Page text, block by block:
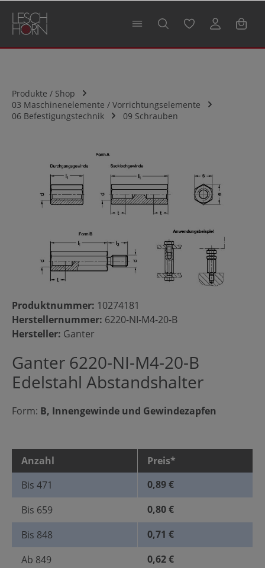
springen
Produkte / Shop
03 Maschinenelemente / Vorrichtungselemente
06 Befestigungstechnik
09 Schrauben
Bildergalerie überspringen
Produktnummer: 10274181
Herstellernummer: 6220-NI-M4-20-B
Hersteller: Ganter
Ganter 6220-NI-M4-20-B
Edelstahl Abstandshalter
Form: B, Innengewinde und Gewindezapfen
Anzahl
Preis*
Bis 471
0,89 €
Bis 659
0,80 €
Bis 848
0,71 €
Ab 849 0,62 €